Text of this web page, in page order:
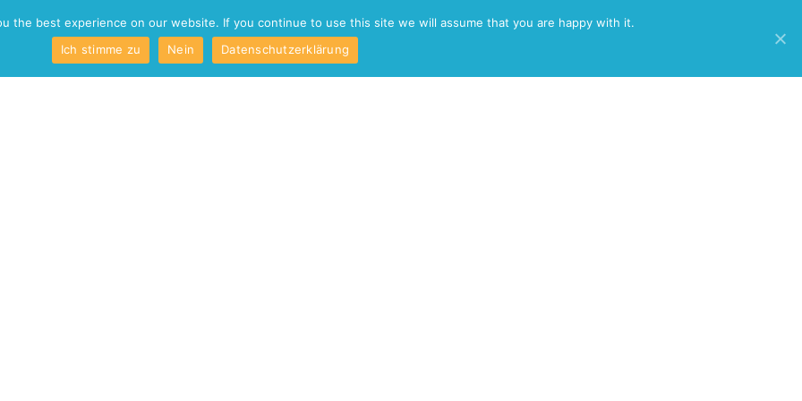
Kontakt /
the best experience on our website. If you continue to use this site we will assume that you are happy with it.
Ich stimme zu
Nein Datenschutzerklärung